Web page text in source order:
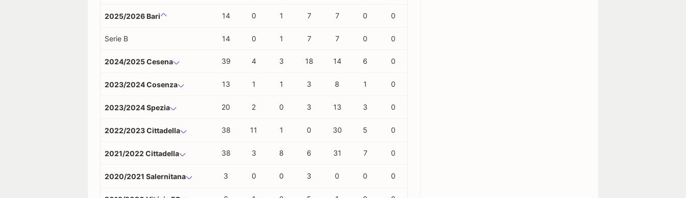
2025/2026 Bari 14 0 1 7 7 0 0
Serie B 14 0 1 7 7 0 0
2024/2025 Cesena 39 4 3 18 14 6 0
2023/2024 Cosenza 13 1 1 3 8 1 0
2023/2024 Spezia 20 2 0 3 13 3 0
2022/2023 Cittadella 38 11 1 0 30 5 0
2021/2022 Cittadella 38 3 8 6 31 7 0
2020/2021 Salernitana 3 0 0 3 0 0 0